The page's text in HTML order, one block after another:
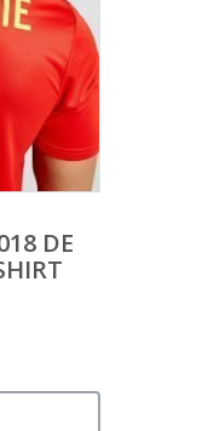
DE